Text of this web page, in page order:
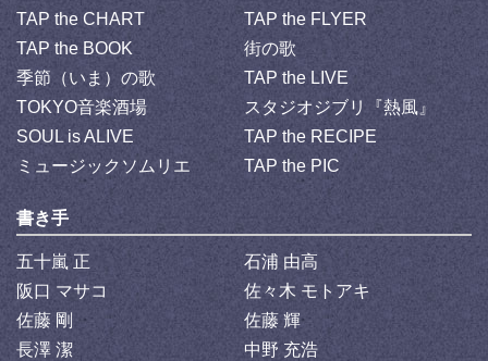
TAP the CHART
TAP the FLYER
TAP the BOOK
街の歌
季節（いま）の歌
TAP the LIVE
TOKYO音楽酒場
スタジオジブリ『熱風』
SOUL is ALIVE
TAP the RECIPE
ミュージックソムリエ
TAP the PIC
書き手
五十嵐 正
石浦 由高
阪口 マサコ
佐々木 モトアキ
佐藤 剛
佐藤 輝
長澤 潔
中野 充浩